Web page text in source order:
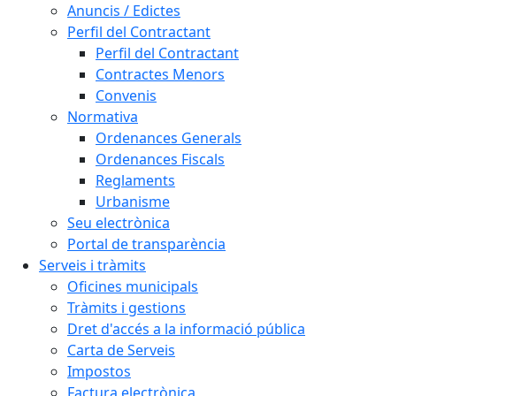
Anuncis / Edictes
Perfil del Contractant
Perfil del Contractant
Contractes Menors
Convenis
Normativa
Ordenances Generals
Ordenances Fiscals
Reglaments
Urbanisme
Seu electrònica
Portal de transparència
Serveis i tràmits
Oficines municipals
Tràmits i gestions
Dret d'accés a la informació pública
Carta de Serveis
Impostos